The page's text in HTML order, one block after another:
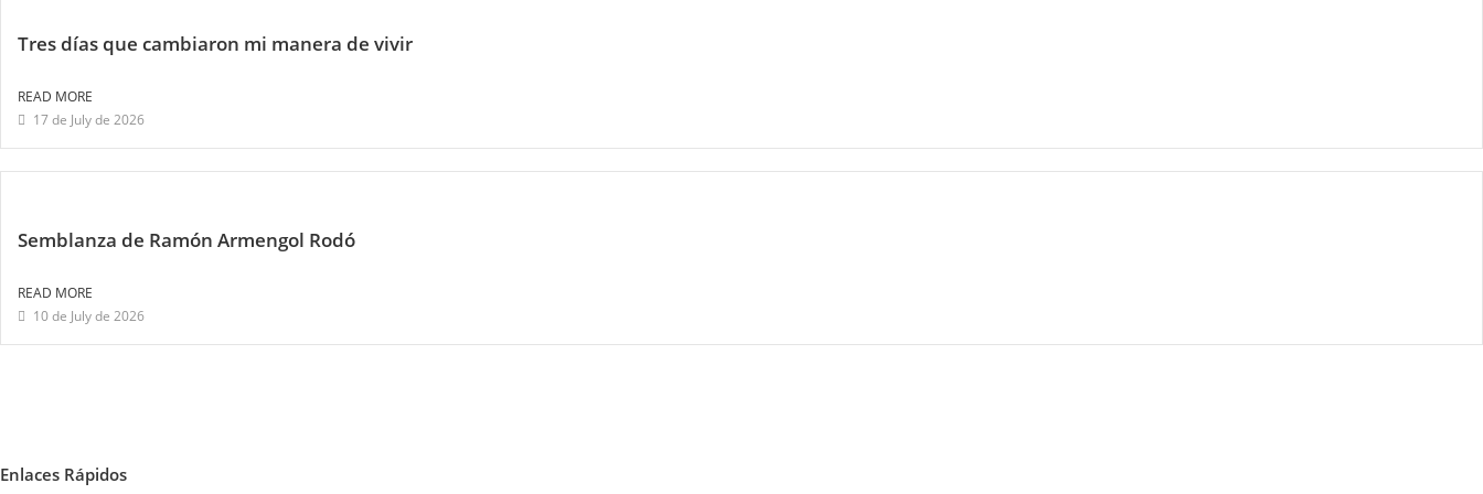
Tres días que cambiaron mi manera de vivir
READ MORE
17 de July de 2026
Semblanza de Ramón Armengol Rodó
READ MORE
10 de July de 2026
Enlaces Rápidos